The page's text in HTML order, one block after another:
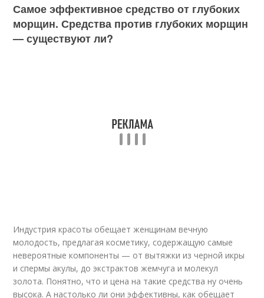
Самое эффективное средство от глубоких
морщин. Средства против глубоких морщин
— существуют ли?
Индустрия красоты обещает женщинам вечную
молодость, предлагая косметику, содержащую самые
невероятные компоненты — от вытяжки из черной икры
и спермы акулы, до экстрактов жемчуга и молекул
золота. Понятно, что и цена на такие средства ну очень
высока. А настолько ли они эффективны, как обещает